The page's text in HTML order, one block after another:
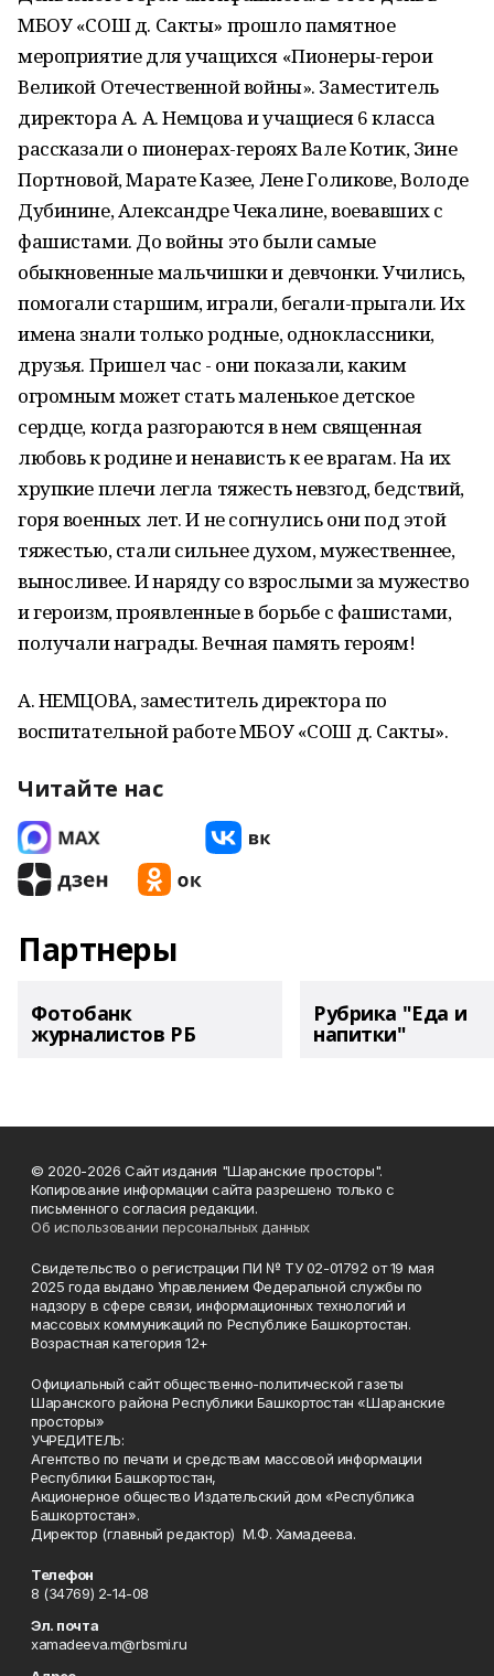
МБОУ «СОШ д. Сакты» прошло памятное
мероприятие для учащихся «Пионеры-герои
Великой Отечественной войны». Заместитель
директора А. А. Немцова и учащиеся 6 класса
рассказали о пионерах-героях Вале Котик, Зине
Портновой, Марате Казее, Лене Голикове, Володе
Дубинине, Александре Чекалине, воевавших с
фашистами. До войны это были самые
обыкновенные мальчишки и девчонки. Учились,
помогали старшим, играли, бегали-прыгали. Их
имена знали только родные, одноклассники,
друзья. Пришел час - они показали, каким
огромным может стать маленькое детское
сердце, когда разгораются в нем священная
любовь к родине и ненависть к ее врагам. На их
хрупкие плечи легла тяжесть невзгод, бедствий,
горя военных лет. И не согнулись они под этой
тяжестью, стали сильнее духом, мужественнее,
выносливее. И наряду со взрослыми за мужество
и героизм, проявленные в борьбе с фашистами,
получали награды. Вечная память героям!
А. НЕМЦОВА, заместитель директора по
воспитательной работе МБОУ «СОШ д. Сакты».
Читайте нас
Партнеры
Фотобанк
журналистов РБ
Рубрика "Еда и
напитки"
© 2020-2026 Сайт издания "Шаранские просторы".
Копирование информации сайта разрешено только с
письменного согласия редакции.
Об использовании персональных данных
Свидетельство о регистрации ПИ № ТУ 02-01792 от 19 мая
2025 года выдано Управлением Федеральной службы по
надзору в сфере связи, информационных технологий и
массовых коммуникаций по Республике Башкортостан.
Возрастная категория 12+
Официальный сайт общественно-политической газеты
Шаранского района Республики Башкортостан «Шаранские
просторы»
УЧРЕДИТЕЛЬ:
Агентство по печати и средствам массовой информации
Республики Башкортостан,
Акционерное общество Издательский дом «Республика
Башкортостан».
Директор (главный редактор) М.Ф. Хамадеева.
Телефон
8 (34769) 2-14-08
Эл. почта
xamadeeva.m@rbsmi.ru